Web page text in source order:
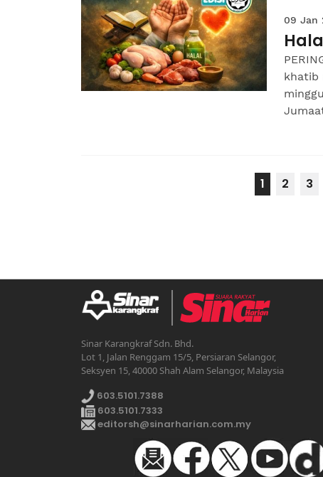
09 Jan
khatib
1 2 3
Sinar Karangkraf Sdn. Bhd.
Lot 1, Jalan Renggam 15/5, Persiaran Selangor,
Seksyen 15, 40000 Shah Alam Selangor, Malaysia
603.5101.7388
603.5101.7333
editorsh@sinarharian.com.my